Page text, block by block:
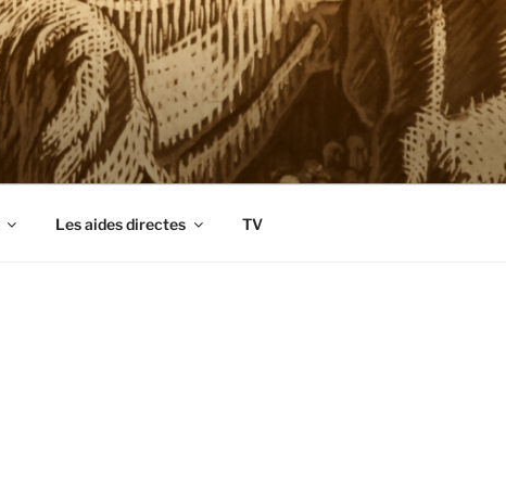
Les aides directes TV